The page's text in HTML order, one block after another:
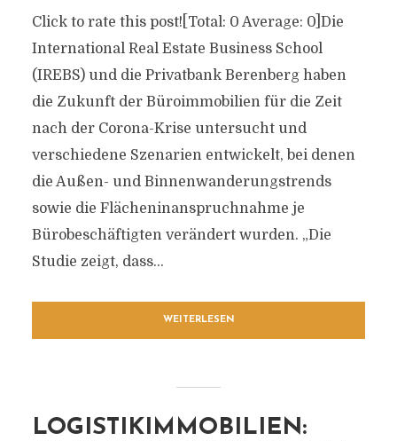
Click to rate this post![Total: 0 Average: 0]Die
International Real Estate Business School
(IREBS) und die Privatbank Berenberg haben
die Zukunft der Büroimmobilien für die Zeit
nach der Corona-Krise untersucht und
verschiedene Szenarien entwickelt, bei denen
die Außen- und Binnenwanderungstrends
sowie die Flächeninanspruchnahme je
Bürobeschäftigten verändert wurden. „Die
Studie zeigt, dass...
WEITERLESEN
LOGISTIKIMMOBILIEN: